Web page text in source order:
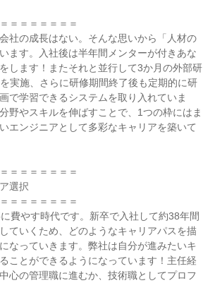
＝＝＝＝＝＝＝
社の成長はない。そんな思いから「人材の
ます。入社後は半年間メンターが付きあな
します！またそれと並行して3か月の外部研
実施、さらに研修期間終了後も定期的に研
で学習できるシステムを取り入れていま
野やスキルを伸ばすことで、1つの枠にはま
エンジニアとして多彩なキャリアを築いて
＝＝＝＝＝＝＝
選択
＝＝＝＝＝＝＝
費やす時代です。新卒で入社して約38年間
ていくため、どのようなキャリアパスを描
なっていきます。弊社は自分が進みたいキ
ことができるようになっています！主任経
心の管理職に進むか、技術職としてプロフ